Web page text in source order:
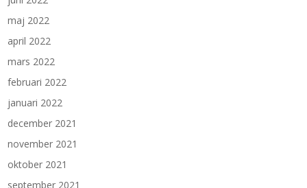
maj 2022
april 2022
mars 2022
februari 2022
januari 2022
december 2021
november 2021
oktober 2021
september 2021